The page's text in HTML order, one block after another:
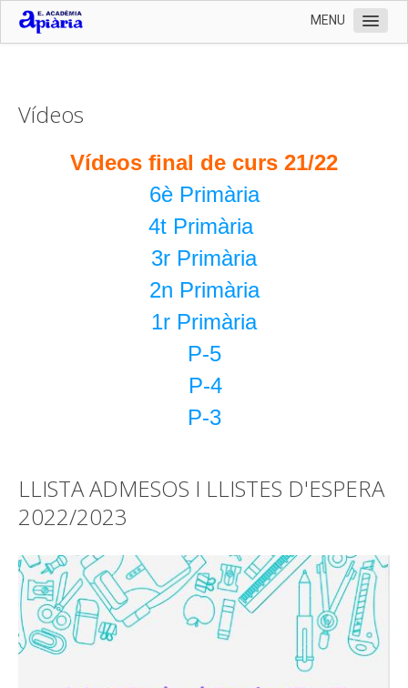
MENU
Organització
Preinscripció 2024-2025 i documentació matrícula
Llistat de llibres 2024-2025
Vídeos
Vídeos final de curs 21/22
6è Primària
4t Primària
3r Primària
2n Primària
1r Primària
P-5
P-4
P-3
LLISTA ADMESOS I LLISTES D'ESPERA
2022/2023